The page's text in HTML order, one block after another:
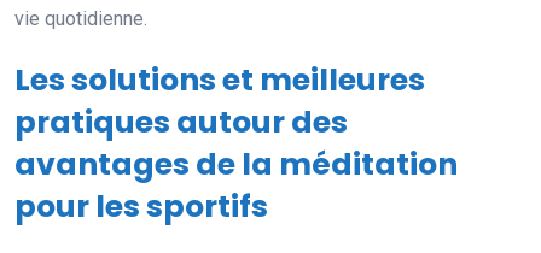
vie quotidienne.
Les solutions et meilleures
pratiques autour des
avantages de la méditation
pour les sportifs